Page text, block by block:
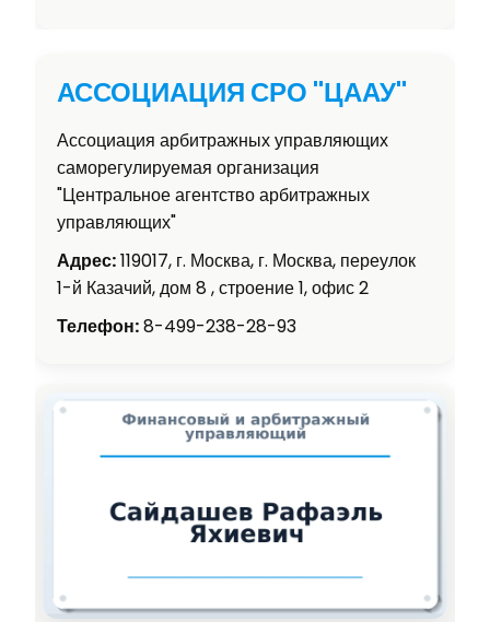
АССОЦИАЦИЯ СРО "ЦААУ"
Ассоциация арбитражных управляющих
саморегулируемая организация
"Центральное агентство арбитражных
управляющих"
Адрес:119017, г. Москва, г. Москва, переулок
1-й Казачий, дом 8 , строение 1, офис 2
Телефон:8-499-238-28-93